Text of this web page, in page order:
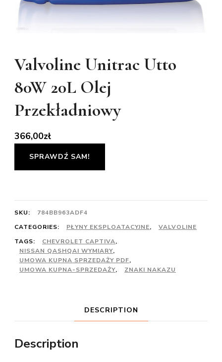
Valvoline Unitrac Utto
80W 20L Olej
Przekładniowy
366,00zł
SPRAWDŹ SAM!
SKU:
784BB963ADF4
CATEGORIES:
PŁYNY EKSPLOATACYJNE,
VALVOLINE
TAGS:
CHEVROLET CAPTIVA,
NISSAN QASHQAI WYMIARY,
UMOWA KUPNA SPRZEDAŻY PDF,
UMOWA KUPNA-SPRZEDAŻY, ZNAKI NAKAZU
DESCRIPTION
Description